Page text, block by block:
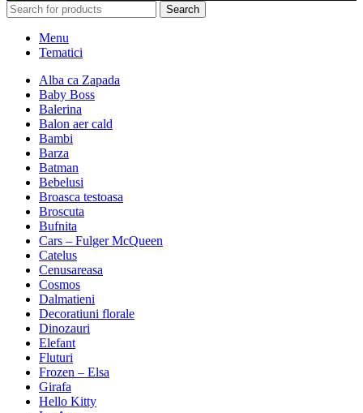
Search
Menu
Tematici
Alba ca Zapada
Baby Boss
Balerina
Balon aer cald
Bambi
Barza
Batman
Bebelusi
Broasca testoasa
Broscuta
Bufnita
Cars – Fulger McQueen
Catelus
Cenusareasa
Cosmos
Dalmatieni
Decoratiuni florale
Dinozauri
Elefant
Fluturi
Frozen – Elsa
Girafa
Hello Kitty